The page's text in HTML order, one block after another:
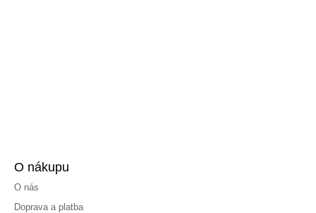
O nákupu
O nás
Doprava a platba